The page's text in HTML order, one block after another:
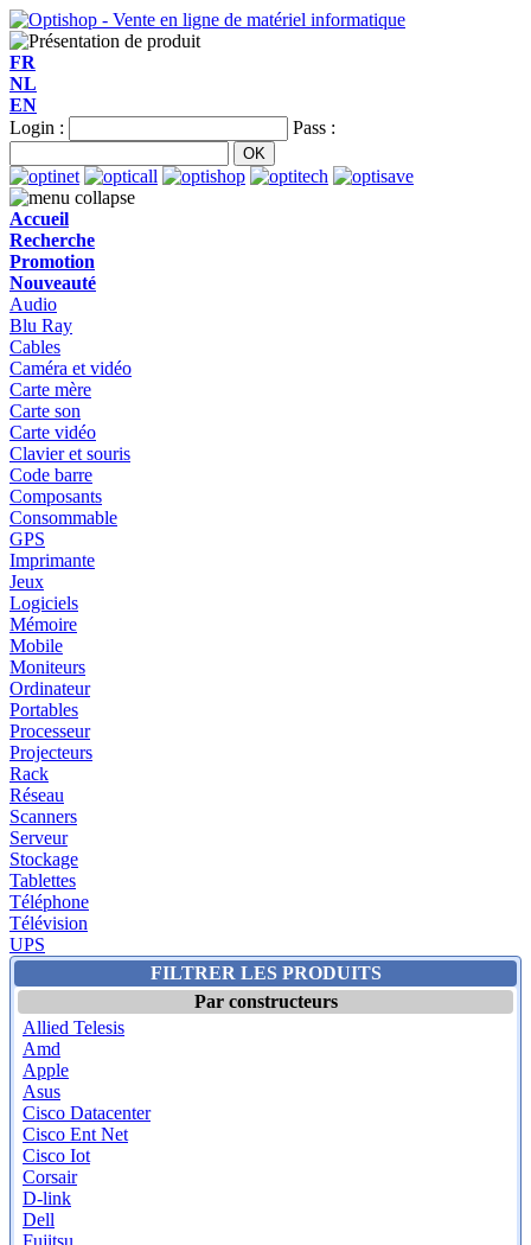
FR
NL
EN
Login :
Pass :
Accueil
Recherche
Promotion
Nouveauté
Audio
Blu Ray
Cables
Caméra et vidéo
Carte mère
Carte son
Carte vidéo
Clavier et souris
Code barre
Composants
Consommable
GPS
Imprimante
Jeux
Logiciels
Mémoire
Mobile
Moniteurs
Ordinateur
Portables
Processeur
Projecteurs
Rack
Réseau
Scanners
Serveur
Stockage
Tablettes
Téléphone
Télévision
UPS
FILTRER LES PRODUITS
Par constructeurs
Allied Telesis
Amd
Apple
Asus
Cisco Datacenter
Cisco Ent Net
Cisco Iot
Corsair
D-link
Dell
Fujitsu